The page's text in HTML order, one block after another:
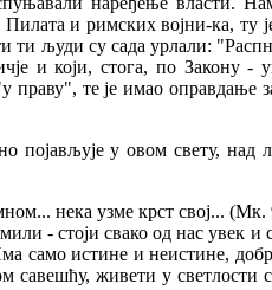
и римских војни-ка, ту
ти људи су сада урлали:
и који, стога, по Закону -
праву", те је имао оправдање
појављује у овом свету, над
нека узме крст свој...
- стоји свако од нас увек и
само истине и неистине,
савешћу, живети у светлости